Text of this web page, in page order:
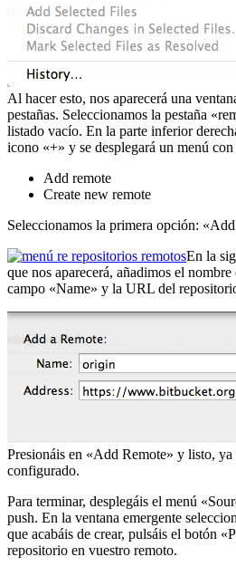
Al hacer esto, nos aparecerá una
pestañas. Seleccionamos la pestaña
listado vacío. En la parte inferior
icono «+» y se desplegará un menú
Add remote
Create new remote
Seleccionamos la primera opción:
En la
que nos aparecerá, añadimos el
campo «Name» y la URL del
Presionáis en «Add Remote» y listo,
configurado.
Para terminar, desplegáis el menú
push. En la ventana emergente
que acabáis de crear, pulsáis el botón
repositorio en vuestro remoto.